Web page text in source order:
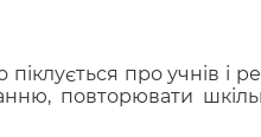
про учнів і
повторювати